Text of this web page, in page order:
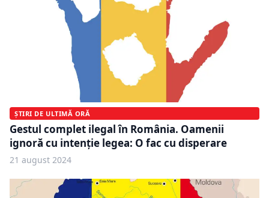
ȘTIRI DE ULTIMĂ ORĂ
Gestul complet ilegal în România. Oamenii
ignoră cu intenție legea: O fac cu disperare
21 august 2024